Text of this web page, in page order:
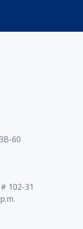
60
102-31